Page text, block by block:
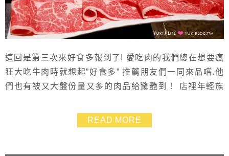
這回是第三次來好食多報到了! 愛吃肉的我們總在想要瘋
狂大吃牛肉時就想起”好食多” 推薦朋友們一同來品嚐.他
們也有被又大盤份量又多的肉品給驚艷到！ 店裡年輕族
座位還是有困難度的呢！
READ MORE